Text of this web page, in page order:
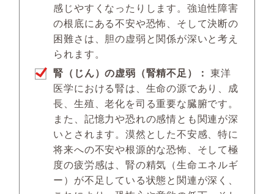
感じやすくなったりします。強迫性障害
の根底にある不安や恐怖、そして決断の
困難さは、胆の虚弱と関係が深いと考え
られます。
腎（じん）の虚弱（腎精不足）： 東洋
医学における腎は、生命の源であり、成
長、生殖、老化を司る重要な臓腑です。
また、記憶力や恐れの感情とも関連が深
いとされます。漠然とした不安感、特に
将来への不安や根源的な恐怖、そして極
度の疲労感は、腎の精気（生命エネルギ
ー）が不足している状態と関連が深く、